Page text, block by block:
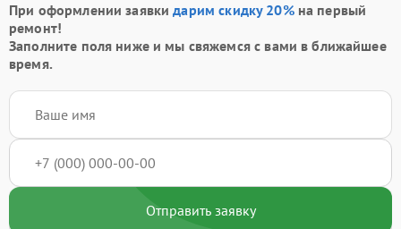
При оформлении заявкидарим скидку 20%на первый
ремонт!
Заполните поля ниже и мы свяжемся с вами в ближайшее
время.
Отправить заявку